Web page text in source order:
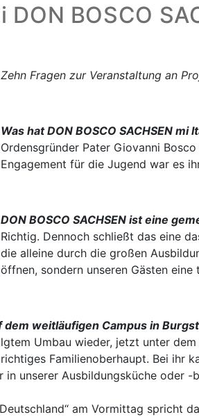
BOSCO
Zehn Fragen zur Veranstaltung an
Was hat DON BOSCO SACHSEN mi
Ordensgründer Pater Giovanni
Engagement für die Jugend war es
DON BOSCO SACHSEN ist eine
Richtig. Dennoch schließt das eine
die alleine durch die großen
öffnen, sondern unseren Gästen
weitläufigen Campus in
Umbau wieder, jetzt unter
Familienoberhaupt. Bei ihr
in unserer Ausbildungsküche oder
am Vormittag spricht